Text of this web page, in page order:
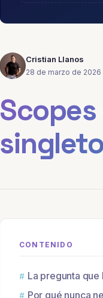
Cristian Llanos
28 de marzo de 2026
La pregunta
Por qué nunca